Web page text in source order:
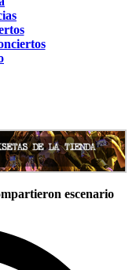
escenario